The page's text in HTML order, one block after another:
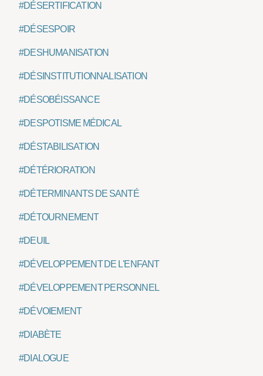
#DÉSERTIFICATION
#DÉSESPOIR
#DESHUMANISATION
#DÉSINSTITUTIONNALISATION
#DÉSOBÉISSANCE
#DESPOTISME MÉDICAL
#DÉSTABILISATION
#DÉTÉRIORATION
#DÉTERMINANTS DE SANTÉ
#DÉTOURNEMENT
#DEUIL
#DÉVELOPPEMENT DE L'ENFANT
#DÉVELOPPEMENT PERSONNEL
#DÉVOIEMENT
#DIABÈTE
#DIALOGUE